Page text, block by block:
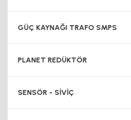
GÜÇ KAYNAĞI TRAFO SMPS
PLANET REDÜKTÖR
SENSÖR - SİVİÇ